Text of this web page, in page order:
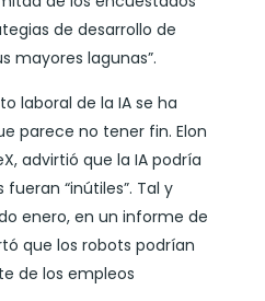
de desarrollo de
mayores lagunas”.
laboral de la IA se ha
parece no tener fin. Elon
advirtió que la IA podría
“inútiles”. Tal y
enero, en un informe de
que los robots podrían
de los empleos